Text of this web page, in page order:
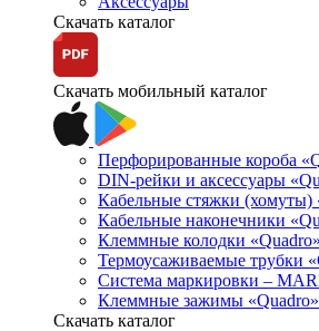
Скачать каталог
Скачать мобильный каталог
Перфорированные короба
DIN-рейки и аксессуары
Кабельные стяжки (хомуты)
Кабельные наконечники
Клеммные колодки «Quadro»
Термоусаживаемые трубки
Система маркировки –
Клеммные зажимы «Quadro»
Скачать каталог